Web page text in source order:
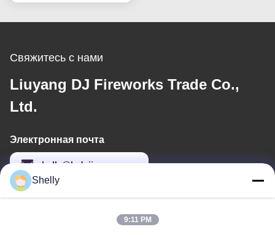
Свяжитесь с нами
Liuyang DJ Fireworks Trade Co.,
Ltd.
Электронная почта
shelly@lydajigroup.com
Shelly
9:11 PM